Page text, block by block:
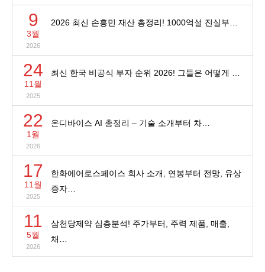
9
3월
2026
2026 최신 손흥민 재산 총정리! 1000억설 진실부…
24
11월
2025
최신 한국 비공식 부자 순위 2026! 그들은 어떻게 …
22
1월
2026
온디바이스 AI 총정리 – 기술 소개부터 차…
17
11월
2025
한화에어로스페이스 회사 소개, 연봉부터 전망, 유상
증자…
11
5월
2026
삼천당제약 심층분석! 주가부터, 주력 제품, 매출,
채…